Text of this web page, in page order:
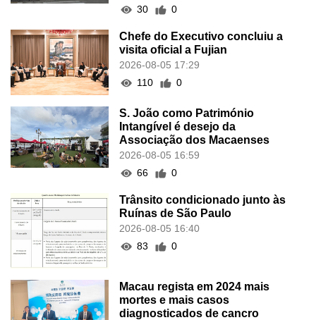
30
0
Chefe do Executivo concluiu a
visita oficial a Fujian
2026-08-05 17:29
110
0
S. João como Património
Intangível é desejo da
Associação dos Macaenses
2026-08-05 16:59
66
0
Trânsito condicionado junto às
Ruínas de São Paulo
2026-08-05 16:40
83
0
Macau regista em 2024 mais
mortes e mais casos
diagnosticados de cancro